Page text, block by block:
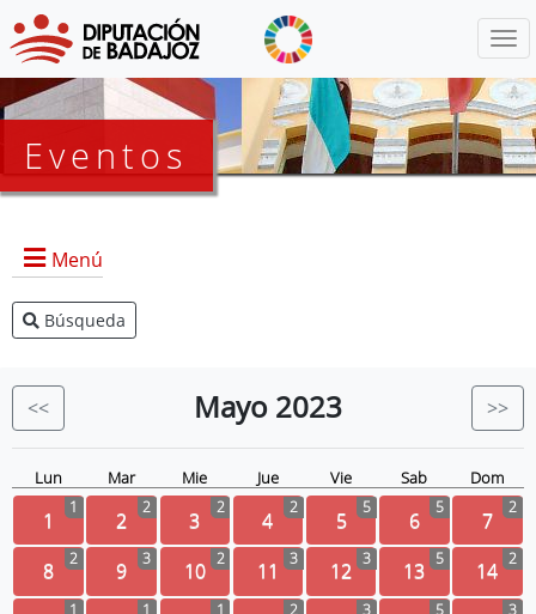
Eventos
Menú
Agenda Presidencia
Eventos
Búsqueda
<< Mayo 2023 >>
Lun Mar Mie Jue Vie Sab Dom
1 1 2 2 3 2 4 2 5 5 6 5 7 2
8 2 9 3 10 2 11 3 12 3 13 5 14 2
1 1 1 2 3 5 3